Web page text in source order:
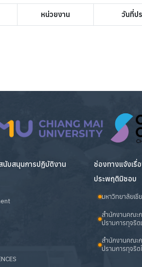
หน่วยงาน วันที่ป
นับสนุนการปฏิบัติงาน
ช่องทางแจ้งเรื่
ประพฤติมิชอบ
มหาวิทยาลัยเชี
สำนักงานคณะ
ปรามการทุจริต
สำนักงานคณะ
ปรามการทุจริต